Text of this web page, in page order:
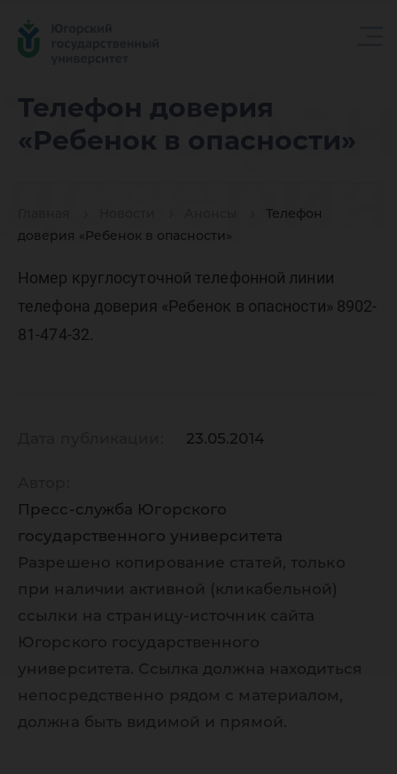
Телефон доверия
«Ребенок в опасности»
Телефон
доверия «Ребенок в опасности»
доверия
Номер круглосуточной телефонной линии
телефона доверия «Ребенок в опасности» 8902-
81-474-32.
23.05.2014
Пресс-служба Югорского
государственного университета
Разрешено копирование статей, только
при наличии активной (кликабельной)
ссылки на страницу-источник сайта
Югорского государственного
университета. Ссылка должна находиться
непосредственно рядом с материалом,
должна быть видимой и прямой.